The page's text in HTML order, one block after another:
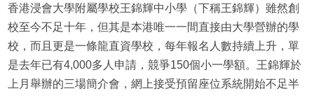
香港浸會大學附屬學校王錦輝中小學（下稱王錦輝）雖然創
校至今不足十年，但其是本港唯一一間直接由大學營辦的學
校，而且更是一條龍直資學校，每年報名人數持續上升，單
是去年已有4,000多人申請，競爭150個小一學額。王錦輝於
上月舉辦的三場簡介會，網上接受預留座位系統開始不足半